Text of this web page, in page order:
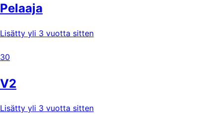
Pelaaja
Lisätty yli 3 vuotta sitten
30
V2
Lisätty yli 3 vuotta sitten